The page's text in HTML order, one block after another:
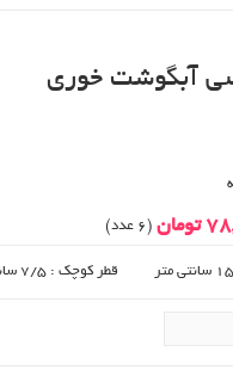
آبگوشت خوری
(6 عدد)
قطر کوچک : 7/5 سانتی متر